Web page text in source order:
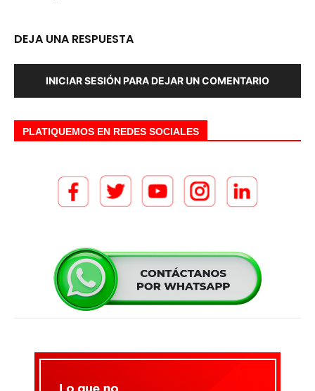
DEJA UNA RESPUESTA
INICIAR SESIÓN PARA DEJAR UN COMENTARIO
PLATIQUEMOS EN REDES SOCIALES